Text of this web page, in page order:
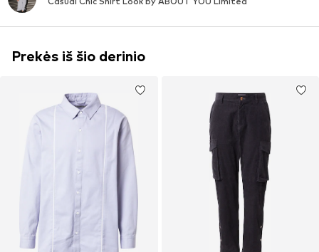
Prekės iš šio derinio